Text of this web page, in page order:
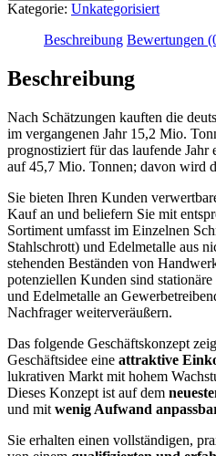
Kategorie: Unkategorisiert
Beschreibung Bewertungen
Beschreibung
Nach Schätzungen kauften die
im vergangenen Jahr 15,2 Mio.
prognostiziert für das laufende Jahr
auf 45,7 Mio. Tonnen; davon wird
Sie bieten Ihren Kunden
Kauf an und beliefern Sie mit
Sortiment umfasst im Einzelnen
Stahlschrott) und Edelmetalle aus
stehenden Beständen von
potenziellen Kunden sind
und Edelmetalle an
Nachfrager weiterveräußern.
Das folgende Geschäftskonzept
Geschäftsidee eine attraktive
lukrativen Markt mit hohem
Dieses Konzept ist auf dem
und mit wenig Aufwand
Sie erhalten einen vollständigen,